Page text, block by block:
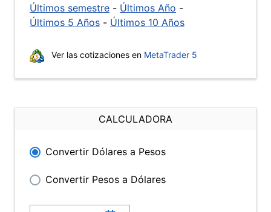
Últimos semestre - Últimos Año -
Últimos 5 Años - Últimos 10 Años
Ver las cotizaciones en MetaTrader 5
CALCULADORA
Convertir Dólares a Pesos
Convertir Pesos a Dólares